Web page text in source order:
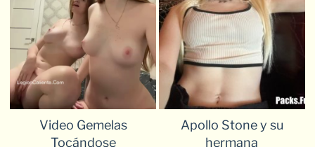
Video Gemelas
Tocándose
Apollo Stone y su
hermana